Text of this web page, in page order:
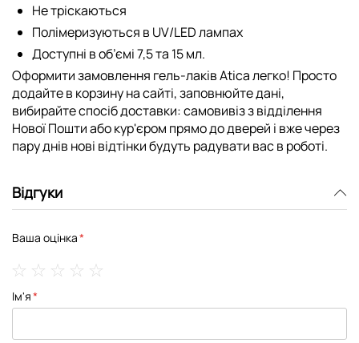
Не тріскаються
Полімеризуються в UV/LED лампах
Доступні в об’ємі 7,5 та 15 мл.
Оформити замовлення гель-лаків Atica легко! Просто
додайте в корзину на сайті, заповнюйте дані,
вибирайте спосіб доставки: самовивіз з відділення
Нової Пошти або кур'єром прямо до дверей і вже через
пару днів нові відтінки будуть радувати вас в роботі.
Відгуки
Ваша оцінка
star
stars
stars
stars
stars
Ім'я